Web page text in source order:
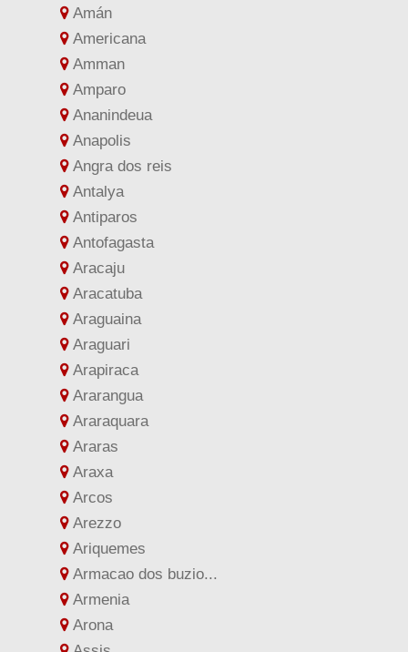
Amán
Americana
Amman
Amparo
Ananindeua
Anapolis
Angra dos reis
Antalya
Antiparos
Antofagasta
Aracaju
Aracatuba
Araguaina
Araguari
Arapiraca
Ararangua
Araraquara
Araras
Araxa
Arcos
Arezzo
Ariquemes
Armacao dos buzio...
Armenia
Arona